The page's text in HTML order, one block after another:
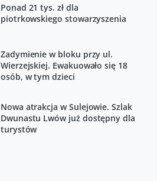
Ponad 21 tys. zł dla
piotrkowskiego stowarzyszenia
Zadymienie w bloku przy ul.
Wierzejskiej. Ewakuowało się 18
osób, w tym dzieci
Nowa atrakcja w Sulejowie. Szlak
Dwunastu Lwów już dostępny dla
turystów